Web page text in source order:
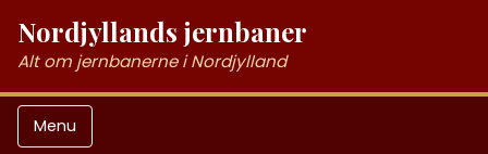
Nordjyllands jernbaner
Alt om jernbanerne i Nordjylland
Menu